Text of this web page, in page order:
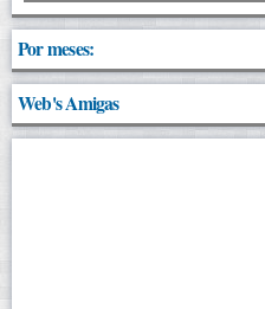
Por meses:
Web's Amigas